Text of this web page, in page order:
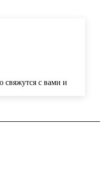
свяжутся с вами и